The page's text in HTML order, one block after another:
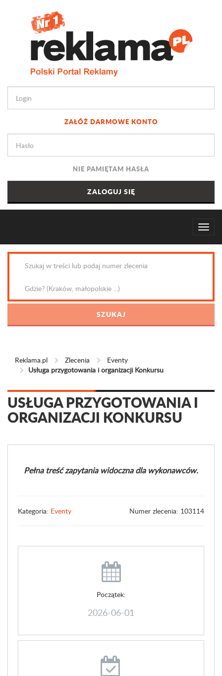
ZAŁÓŻ DARMOWE KONTO
NIE PAMIĘTAM HASŁA
Reklama.pl Zlecenia
Eventy
Usługa przygotowania i organizacji Konkursu
USŁUGA PRZYGOTOWANIA I
ORGANIZACJI KONKURSU
Pełna treść zapytania widoczna dla wykonawców.
Kategoria: Eventy Numer zlecenia: 103114
Początek:
2026-06-01